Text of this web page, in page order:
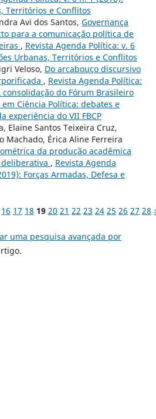
Territórios e Conflitos
Avi dos Santos, Governança
para a comunicação política de
, Revista Agenda Política: v. 6
Urbanas, Territórios e Conflitos
Veloso, Do arcabouço discursivo
, Revista Agenda Política:
consolidação do Fórum Brasileiro
Ciência Política: debates e
experiência do VII FBCP
Elaine Santos Teixeira Cruz,
Machado, Érica Aline Ferreira
da produção acadêmica
, Revista Agenda
Forças Armadas, Defesa e
16 17 18 19 20 21 22 23 24 25 26 27 28
uma pesquisa avançada por